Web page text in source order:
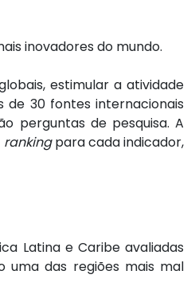
inovadores do mundo.
estimular a atividade
30 fontes internacionais
perguntas de pesquisa. A
rankingpara cada indicador,
Latina e Caribe avaliadas
uma das regiões mais mal